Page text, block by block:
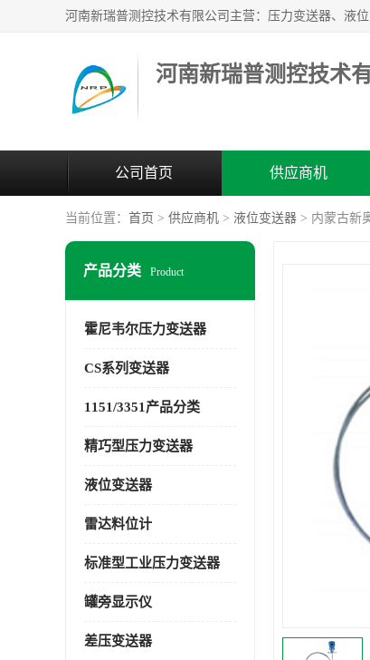
河南新瑞普测控技术
公司首页 供应商机
当前位置： 首页 > 供应商机 > 液位变送器 > 内蒙古新
产品分类 Product
霍尼韦尔压力变送器
CS系列变送器
1151/3351产品分类
精巧型压力变送器
液位变送器
雷达料位计
标准型工业压力变送器
罐旁显示仪
差压变送器